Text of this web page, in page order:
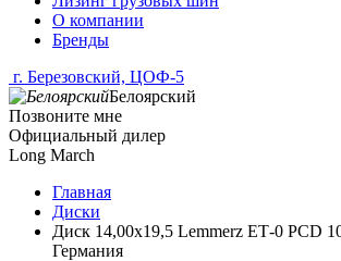
О компании
Бренды
г. Березовский, ЦОФ-5
Белоярский
Позвоните мне
Официальный дилер
Long March
Главная
Диски
Диск 14,00х19,5 Lemmerz ЕТ-0 PCD
Германия